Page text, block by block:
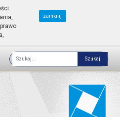
zamknij
Fraza